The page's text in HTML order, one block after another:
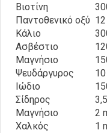
Βιοτίνη
Παντοθενικό οξύ
Κάλιο
Ασβέστιο
Μαγνήσιο
Ψευδάργυρος
Ιώδιο
Σίδηρος
Μαγνήσιο
2
Χαλκός
1